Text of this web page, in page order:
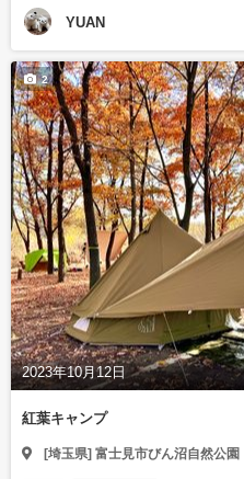
YUAN
2023年10月12日
2
紅葉キャンプ
[埼玉県] 富士見市びん沼自然公園